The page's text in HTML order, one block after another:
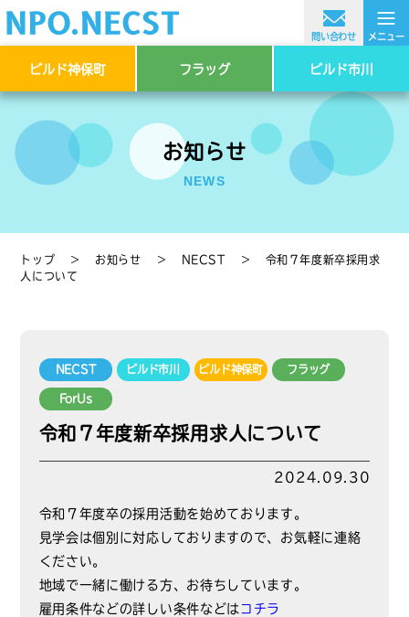
≡
メニュー
問い合わせ
ビルド神保町 フラッグ ビルド市川
お知らせ
NEWS
トップ ＞ お知らせ ＞ NECST＞ 令和７年度新卒採用求
人について
NECST ビルド市川 ビルド神保町 フラッグ
ForUs
令和７年度新卒採用求人について
2024.09.30
令和７年度卒の採用活動を始めております。
見学会は個別に対応しておりますので、お気軽に連絡
ください。
地域で一緒に働ける方、お待ちしています。
雇用条件などの詳しい条件などは コチラ